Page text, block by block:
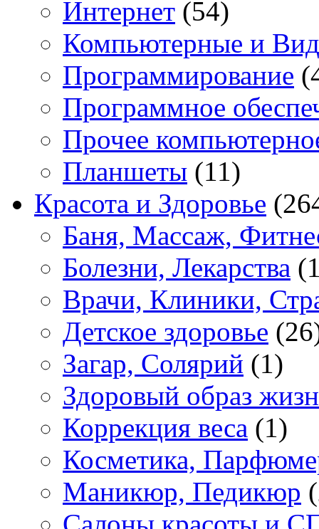
Интернет (54)
Компьютерные и
Программирование
Программное
Прочее
Планшеты (11)
Красота и Здоровье
Баня, Массаж,
Болезни, Лекарства
Врачи, Клиники,
Детское здоровье
Загар, Солярий (1)
Здоровый образ
Коррекция веса (1)
Косметика,
Маникюр, Педикюр